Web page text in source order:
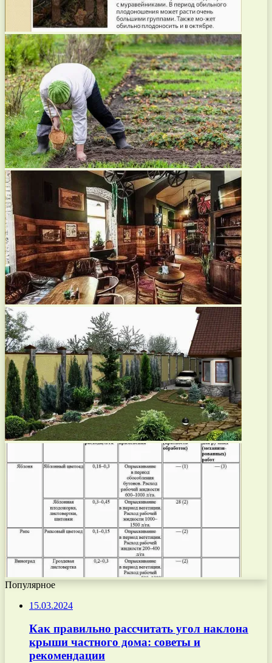
Популярное
15.03.2024
Как правильно рассчитать угол наклона
крыши частного дома: советы и
рекомендации